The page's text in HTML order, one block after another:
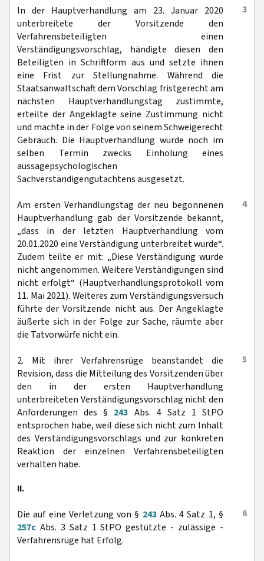
3
In der Hauptverhandlung am 23. Januar 2020
unterbreitete der Vorsitzende den
Verfahrensbeteiligten einen
Verständigungsvorschlag, händigte diesen den
Beteiligten in Schriftform aus und setzte ihnen
eine Frist zur Stellungnahme. Während die
Staatsanwaltschaft dem Vorschlag fristgerecht am
nächsten Hauptverhandlungstag zustimmte,
erteilte der Angeklagte seine Zustimmung nicht
und machte in der Folge von seinem Schweigerecht
Gebrauch. Die Hauptverhandlung wurde noch im
selben Termin zwecks Einholung eines
aussagepsychologischen
Sachverständigengutachtens ausgesetzt.
4
Am ersten Verhandlungstag der neu begonnenen
Hauptverhandlung gab der Vorsitzende bekannt,
„dass in der letzten Hauptverhandlung vom
20.01.2020 eine Verständigung unterbreitet wurde“.
Zudem teilte er mit: „Diese Verständigung wurde
nicht angenommen. Weitere Verständigungen sind
nicht erfolgt“ (Hauptverhandlungsprotokoll vom
11. Mai 2021). Weiteres zum Verständigungsversuch
führte der Vorsitzende nicht aus. Der Angeklagte
äußerte sich in der Folge zur Sache, räumte aber
die Tatvorwürfe nicht ein.
5
2. Mit ihrer Verfahrensrüge beanstandet die
Revision, dass die Mitteilung des Vorsitzenden über
den in der ersten Hauptverhandlung
unterbreiteten Verständigungsvorschlag nicht den
Anforderungen des § 243 Abs. 4 Satz 1 StPO
entsprochen habe, weil diese sich nicht zum Inhalt
des Verständigungsvorschlags und zur konkreten
Reaktion der einzelnen Verfahrensbeteiligten
verhalten habe.
II.
6
Die auf eine Verletzung von § 243Abs. 4 Satz 1, §
257c Abs. 3 Satz 1 StPO gestützte - zulässige -
Verfahrensrüge hat Erfolg.